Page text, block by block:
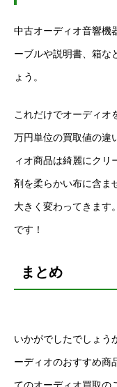
中古オーディオ音響機
ーブルや説明書、箱な
ょう。
これだけでオーディオ
万円単位の買取値の違
ィオ商品は綺麗にクリ
剤を柔らかい布に含ま
大きく変わってきます
です！
まとめ
いかがでしたでしょう
ーディオのおすすめ商